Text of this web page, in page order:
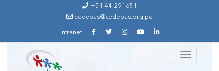
+51 44 291651
cedepas@cedepas.org.pe
Intranet
Toggle
navigation